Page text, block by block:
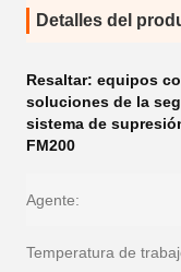
Detalles del
Resaltar: equipos
soluciones de la
sistema de
FM200
Agente:
Temperatura de